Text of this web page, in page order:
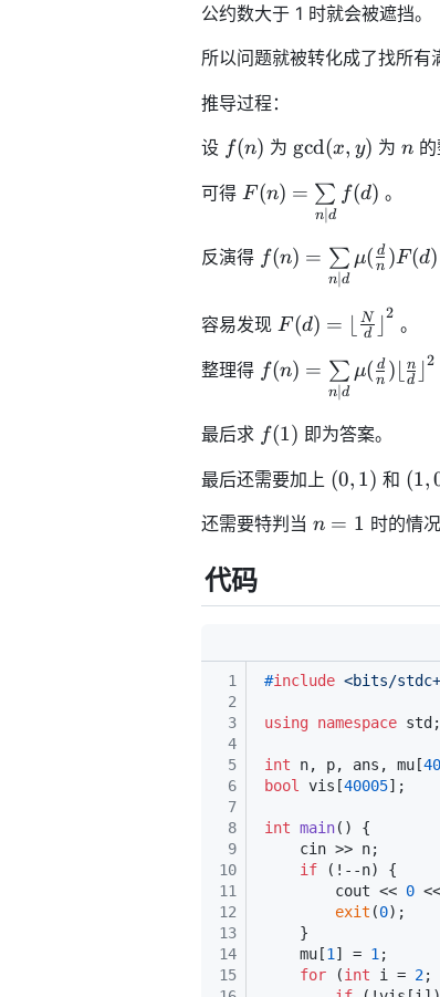
公约数大于 1 时就会被遮挡。
所以问题就被转化成了找所有
推导过程：
设 f(n)
f(n) 为 \gcd(x,
gcd(x, y) 为n
n
可得 F(n) =
\sum\limits_{n|d}
f(d)
F (n) =
n∣ d
∑ f(d) 。
反演得 f(n) =
\sum\limits_{n|d}
\mu(\frac{d}{n})
F(d)
f(n) =
n ∣d
∑ μ( n
d )F(d)
容易发现 F(d) =
{\lfloor\frac{N}
{d}\rfloor}^{2}
F (d) = d
N ⌋2
。
整理得 f(n) =
\sum\limits_{n|d}
\mu(\frac{d}{n})
{\lfloor\frac{n}
{d}\rfloor}^{2}
f(n) =
n ∣d
∑ μ( n
d ) d
n ⌋2
最后求 f(1)
f(1) 即为答案。
最后还需要加上 (0,
(0, 1) 和 (1,
(1,
还需要特判当 n
n = 1 时的情
代码
1
2
3
4
5
6
7
8
9
10
11
12
13
14
15
#include <bits/
using namespace std;
int n, p, ans, mu[
bool vis[40005];
int main()
{
    cin >> n;
if (!--n) {
        cout <<
0
exit (0);
    }
    mu[
1] = 1;
for (int i = 2;